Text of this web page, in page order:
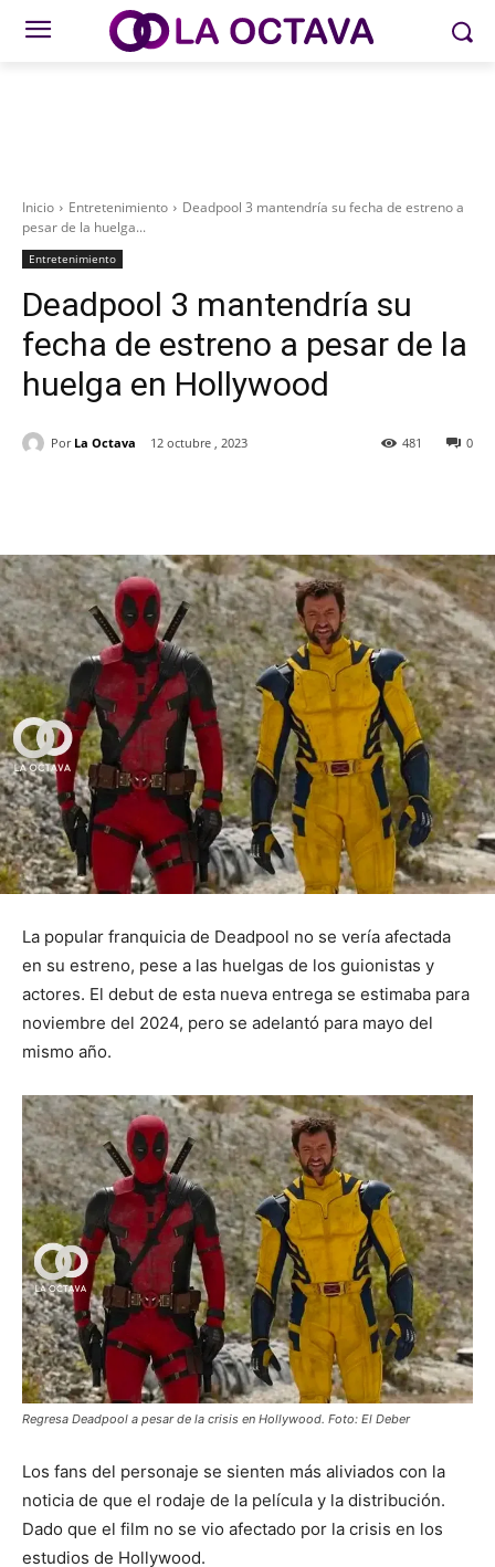
Inicio Entretenimiento
Deadpool 3 mantendría su fecha de estreno a
pesar de la huelga...
Entretenimiento
Deadpool 3 mantendría su
fecha de estreno a pesar de la
huelga en Hollywood
Por La Octava 12 octubre , 2023 0
481
La popular franquicia de Deadpool no se vería afectada
en su estreno, pese a las huelgas de los guionistas y
actores. El debut de esta nueva entrega se estimaba para
noviembre del 2024, pero se adelantó para mayo del
mismo año.
Regresa Deadpool a pesar de la crisis en Hollywood. Foto: El Deber
Los fans del personaje se sienten más aliviados con la
noticia de que el rodaje de la película y la distribución.
Dado que el film no se vio afectado por la crisis en los
estudios de Hollywood.